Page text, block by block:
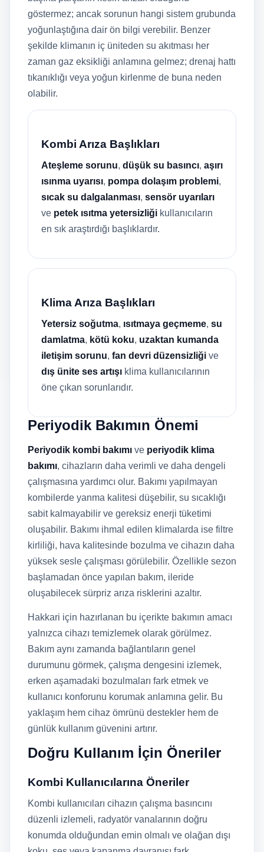
göstermez; ancak sorunun hangi sistem grubunda
yoğunlaştığına dair ön bilgi verebilir. Benzer
şekilde klimanın iç üniteden su akıtması her
zaman gaz eksikliği anlamına gelmez; drenaj hattı
tıkanıklığı veya yoğun kirlenme de buna neden
olabilir.
Kombi Arıza Başlıkları
Ateşleme sorunu, düşük su basıncı, aşırı
ısınma uyarısı, pompa dolaşım problemi,
sıcak su dalgalanması, sensör uyarıları
ve petek ısıtma yetersizliği kullanıcıların
en sık araştırdığı başlıklardır.
Klima Arıza Başlıkları
Yetersiz soğutma, ısıtmaya geçmeme, su
damlatma, kötü koku, uzaktan kumanda
iletişim sorunu, fan devri düzensizliği ve
dış ünite ses artışı klima kullanıcılarının
öne çıkan sorunlarıdır.
Periyodik Bakımın Önemi
Periyodik kombi bakımı ve periyodik klima
bakımı, cihazların daha verimli ve daha dengeli
çalışmasına yardımcı olur. Bakımı yapılmayan
kombilerde yanma kalitesi düşebilir, su sıcaklığı
sabit kalmayabilir ve gereksiz enerji tüketimi
oluşabilir. Bakımı ihmal edilen klimalarda ise filtre
kirliliği, hava kalitesinde bozulma ve cihazın daha
yüksek sesle çalışması görülebilir. Özellikle sezon
başlamadan önce yapılan bakım, ileride
oluşabilecek sürpriz arıza risklerini azaltır.
Hakkari için hazırlanan bu içerikte bakımın amacı
yalnızca cihazı temizlemek olarak görülmez.
Bakım aynı zamanda bağlantıların genel
durumunu görmek, çalışma dengesini izlemek,
erken aşamadaki bozulmaları fark etmek ve
kullanıcı konforunu korumak anlamına gelir. Bu
yaklaşım hem cihaz ömrünü destekler hem de
günlük kullanım güvenini artırır.
Doğru Kullanım İçin Öneriler
Kombi Kullanıcılarına Öneriler
Kombi kullanıcıları cihazın çalışma basıncını
düzenli izlemeli, radyatör vanalarının doğru
konumda olduğundan emin olmalı ve olağan dışı